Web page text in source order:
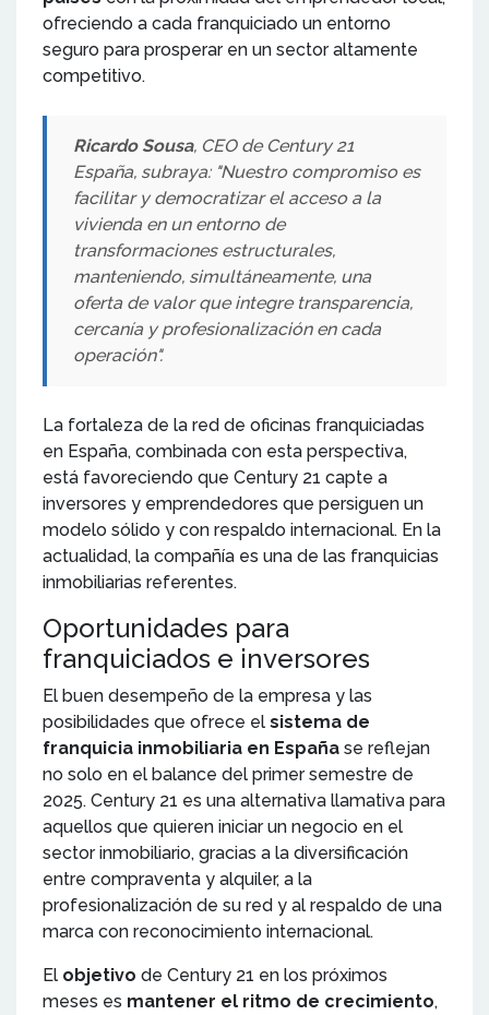
ofreciendo a cada franquiciado un entorno
seguro para prosperar en un sector altamente
competitivo.
Ricardo Sousa, CEO de Century 21
España, subraya: "Nuestro compromiso es
facilitar y democratizar el acceso a la
vivienda en un entorno de
transformaciones estructurales,
manteniendo, simultáneamente, una
oferta de valor que integre transparencia,
cercanía y profesionalización en cada
operación".
La fortaleza de la red de oficinas franquiciadas
en España, combinada con esta perspectiva,
está favoreciendo que Century 21 capte a
inversores y emprendedores que persiguen un
modelo sólido y con respaldo internacional. En la
actualidad, la compañía es una de las franquicias
inmobiliarias referentes.
Oportunidades para
franquiciados e inversores
El buen desempeño de la empresa y las
posibilidades que ofrece el sistema de
franquicia inmobiliaria en España se reflejan
no solo en el balance del primer semestre de
2025. Century 21 es una alternativa llamativa para
aquellos que quieren iniciar un negocio en el
sector inmobiliario, gracias a la diversificación
entre compraventa y alquiler, a la
profesionalización de su red y al respaldo de una
marca con reconocimiento internacional.
El objetivo de Century 21 en los próximos
meses es mantener el ritmo de crecimiento,